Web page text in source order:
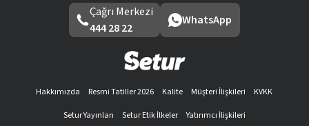
Çağrı Merkezi
444 28 22
WhatsApp
Hakkımızda Resmi Tatiller 2026 Kalite Müşteri İlişkileri
KVKK
Setur Yayınları
Setur Etik İlkeler
Yatırımcı İlişkileri